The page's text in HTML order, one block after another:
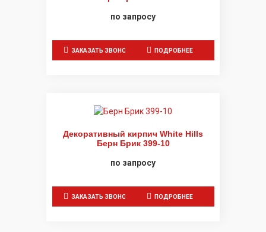
по запросу
ЗАКАЗАТЬ ЗВОНОК ПОДРОБНЕЕ
Декоративный кирпич White Hills
Берн Брик 399-10
по запросу
ЗАКАЗАТЬ ЗВОНОК ПОДРОБНЕЕ